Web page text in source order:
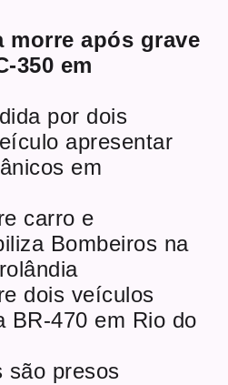
morre após grave
350 em
por dois
apresentar
em
carro e
Bombeiros na
dois veículos
BR-470 em Rio do
são presos